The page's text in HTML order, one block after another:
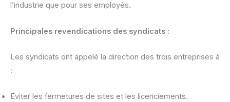
l’industrie que pour ses employés.
Principales revendications des syndicats :
Les syndicats ont appelé la direction des trois entreprises à
:
Éviter les fermetures de sites et les licenciements.